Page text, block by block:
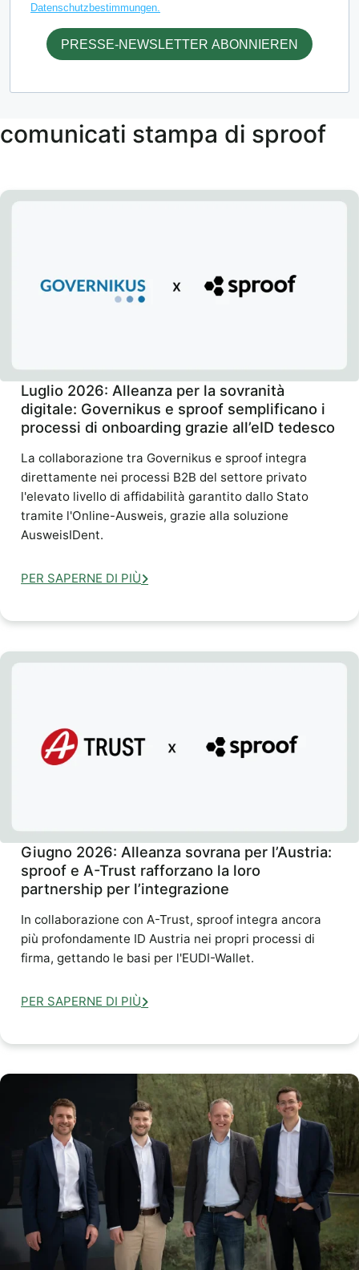
Datenschutzbestimmungen.
PRESSE-NEWSLETTER ABONNIEREN
comunicati stampa di sproof
Luglio 2026: Alleanza per la sovranità
digitale: Governikus e sproof semplificano i
processi di onboarding grazie all’eID tedesco
La collaborazione tra Governikus e sproof integra
direttamente nei processi B2B del settore privato
l'elevato livello di affidabilità garantito dallo Stato
tramite l'Online-Ausweis, grazie alla soluzione
AusweisIDent.
PER SAPERNE DI PIÙ
Giugno 2026: Alleanza sovrana per l’Austria:
sproof e A-Trust rafforzano la loro
partnership per l’integrazione
In collaborazione con A-Trust, sproof integra ancora
più profondamente ID Austria nei propri processi di
firma, gettando le basi per l'EUDI-Wallet.
PER SAPERNE DI PIÙ